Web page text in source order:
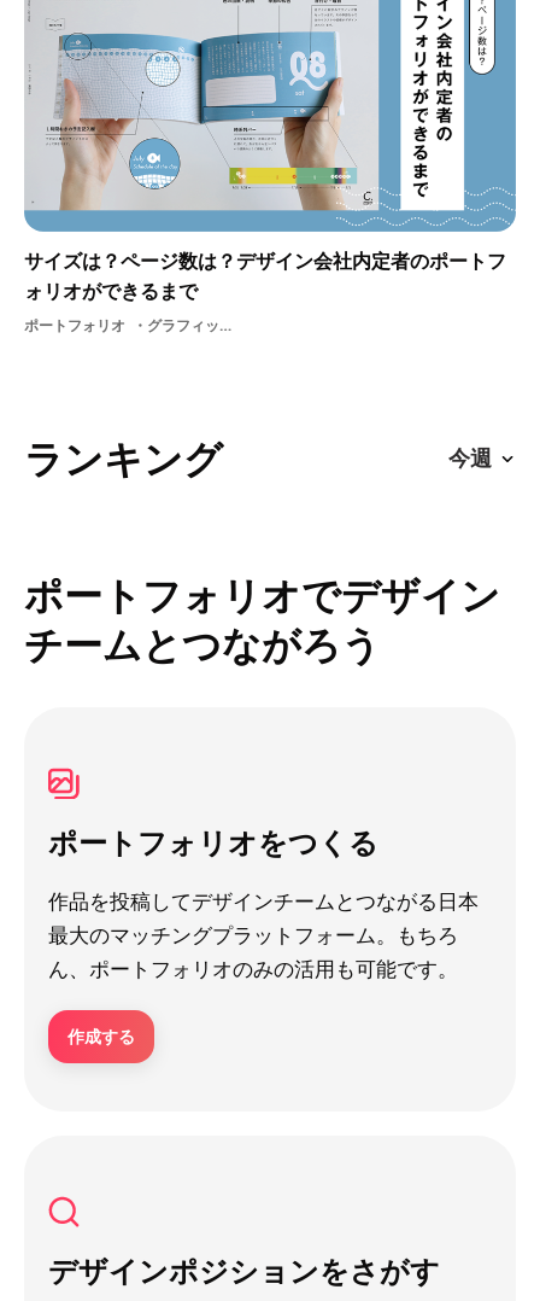
サイズは？ページ数は？デザイン会社内定者のポートフ
ォリオができるまで
ポートフォリオ グラフィックグラフィックデザインデザイン会社デザイングラフィックデザイナーブラッシュアップ
ランキング
ポートフォリオでデザイン
チームとつながろう
ポートフォリオをつくる
作品を投稿してデザインチームとつながる日本
最大のマッチングプラットフォーム。もちろ
ん、ポートフォリオのみの活用も可能です。
作成する
デザインポジションをさがす